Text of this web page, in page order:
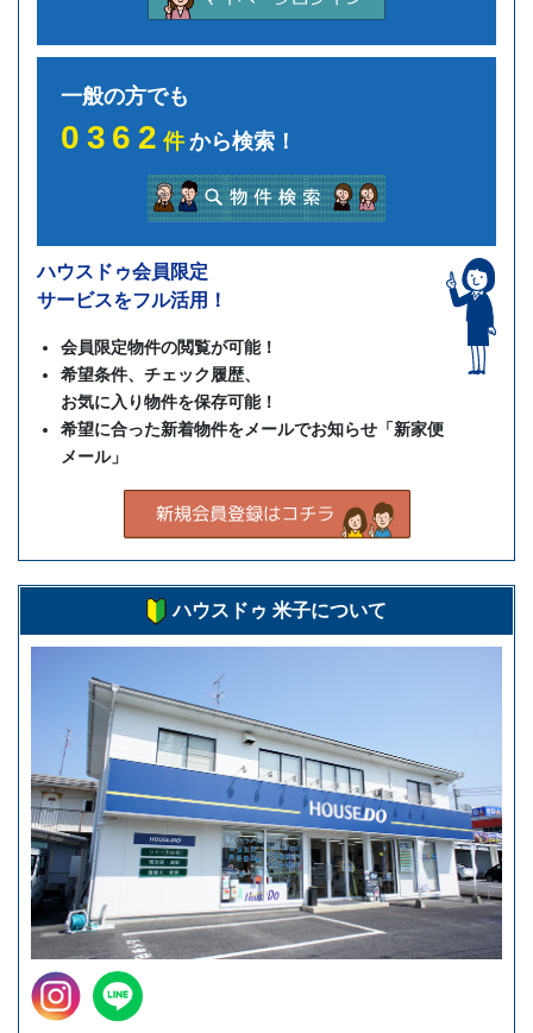
一般の方でも
0362件から検索！
ハウスドゥ会員限定
サービスをフル活用！
会員限定物件の閲覧が可能！
希望条件、チェック履歴、
お気に入り物件を保存可能！
希望に合った新着物件をメールでお知らせ「新家便
メール」
ハウスドゥ 米子について